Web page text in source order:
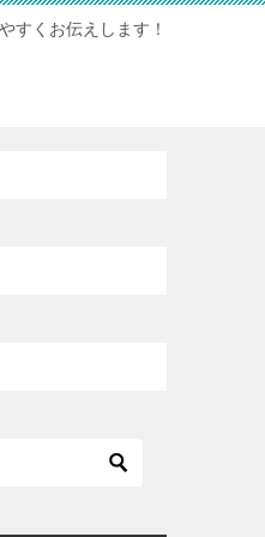
すくお伝えします！